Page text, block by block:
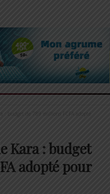
: budget de 789 millions FCFA adopté
Kara : budget
adopté pour